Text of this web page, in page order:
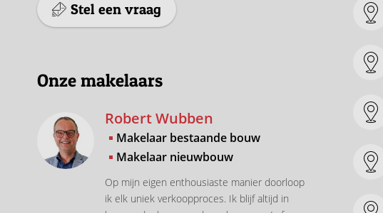
Stel een vraag
Onze makelaars
Robert Wubben
Makelaar bestaande bouw
Makelaar nieuwbouw
Op mijn eigen enthousiaste manier doorloop
ik elk uniek verkoopproces. Ik blijf altijd in